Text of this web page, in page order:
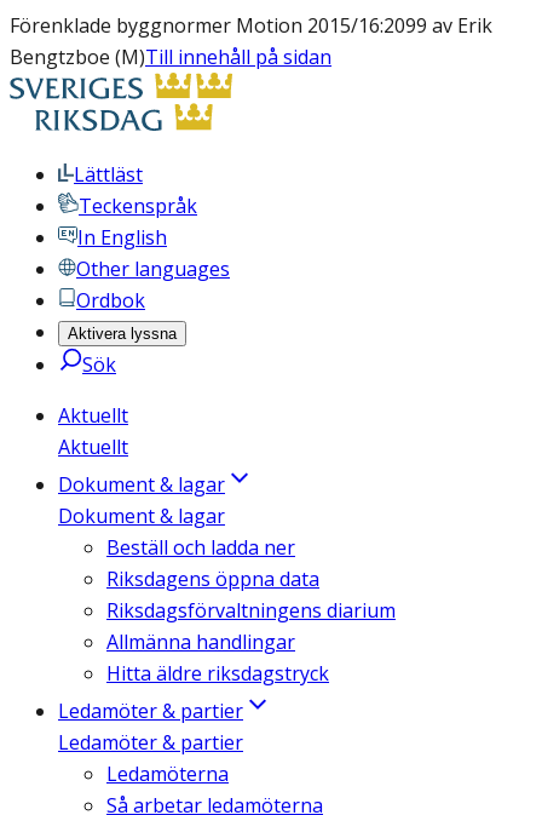
Förenklade byggnormer Motion 2015/16:2099 av Erik
Bengtzboe (M)Till innehåll på sidan
Lättläst
Teckenspråk
In English
Other languages
Ordbok
Aktivera lyssna
Sök
Aktuellt
Aktuellt
Dokument & lagar
Dokument & lagar
Beställ och ladda ner
Riksdagens öppna data
Riksdagsförvaltningens diarium
Allmänna handlingar
Hitta äldre riksdagstryck
Ledamöter & partier
Ledamöter & partier
Ledamöterna
Så arbetar ledamöterna